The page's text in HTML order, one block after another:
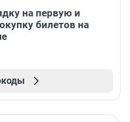
на первую и
билетов на